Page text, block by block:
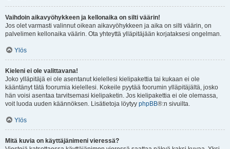
Vaihdoin aikavyöhykkeen ja kellonaika on silti väärin!
Jos olet varmasti valinnut oikean aikavyöhykkeen ja aika on silti väärin, on
palvelimen kellonaika väärin. Ota yhteyttä ylläpitäjään korjataksesi ongelman.
Ylös
Kieleni ei ole valittavana!
Joko ylläpitäjä ei ole asentanut kielellesi kielipakettia tai kukaan ei ole
kääntänyt tätä foorumia kielellesi. Kokeile pyytää foorumin ylläpitäjältä, josko
hän voisi asentaa tarvitsemasi kielipaketin. Jos kielipakettia ei ole olemassa,
voit luoda uuden käännöksen. Lisätietoja löytyy phpBB®:n sivuilta.
Ylös
Mitä kuvia on käyttäjänimeni vieressä?